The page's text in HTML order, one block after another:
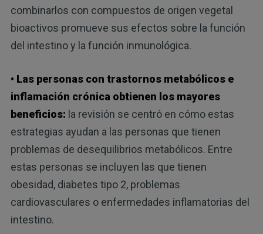
combinarlos con compuestos de origen vegetal
bioactivos promueve sus efectos sobre la función
del intestino y la función inmunológica.
• Las personas con trastornos metabólicos e
inflamación crónica obtienen los mayores
beneficios: la revisión se centró en cómo estas
estrategias ayudan a las personas que tienen
problemas de desequilibrios metabólicos. Entre
estas personas se incluyen las que tienen
obesidad, diabetes tipo 2, problemas
cardiovasculares o enfermedades inflamatorias del
intestino.